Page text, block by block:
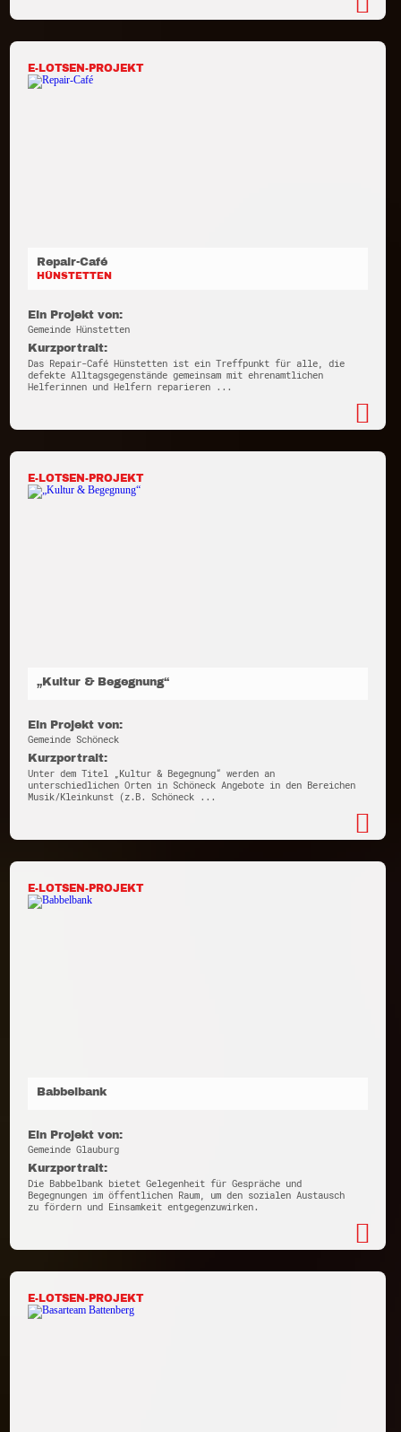
E-LOTSEN-PROJEKT
Repair-Café
HÜNSTETTEN
Ein Projekt von:
Gemeinde Hünstetten
Kurzportrait:
Das Repair-Café Hünstetten ist ein Treffpunkt für alle, die
defekte Alltagsgegenstände gemeinsam mit ehrenamtlichen
Helferinnen und Helfern reparieren ...
E-LOTSEN-PROJEKT
„Kultur & Begegnung“
Ein Projekt von:
Gemeinde Schöneck
Kurzportrait:
Unter dem Titel „Kultur & Begegnung“ werden an
unterschiedlichen Orten in Schöneck Angebote in den Bereichen
Musik/Kleinkunst (z.B. Schöneck ...
E-LOTSEN-PROJEKT
Babbelbank
Ein Projekt von:
Gemeinde Glauburg
Kurzportrait:
Die Babbelbank bietet Gelegenheit für Gespräche und
Begegnungen im öffentlichen Raum, um den sozialen Austausch
zu fördern und Einsamkeit entgegenzuwirken.
E-LOTSEN-PROJEKT